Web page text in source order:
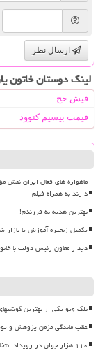
ارسال نظر
لینک دوستان خاتون
فیش حج
قیمت بیسیم کنوود
ماهواره های فعال ایران
دارند به همراه فیلم
بهترین هدیه به فرزندم!
تکمیل زنجیره آموزش تا بازار
دیدار معاون رئیس دولت با
بلک ویو یکی از بهترین
عقب ماندگی مزمن پژوهش و
۱۱۰ هزار جوان در رویداد انتخاب جوان سال نام نویسی کردند